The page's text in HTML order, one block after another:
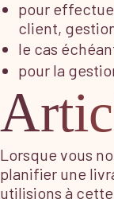
pour
client,
le cas
pour la
Lorsque vous
planifier une
utilisions à